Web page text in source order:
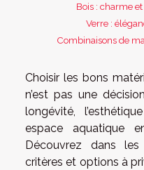
Bois : charme
Verre :
Combinaisons de
Choisir les bons
n’est pas une
longévité,
espace aquatique
Découvrez dans
critères et options à